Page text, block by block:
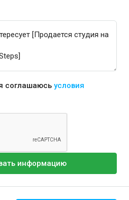
соглашаюсь условия
информацию